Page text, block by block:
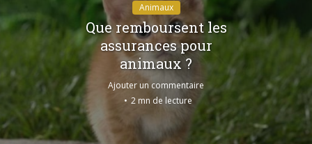
Animaux
Que remboursent les
assurances pour
animaux ?
Ajouter un commentaire
2 mn de lecture